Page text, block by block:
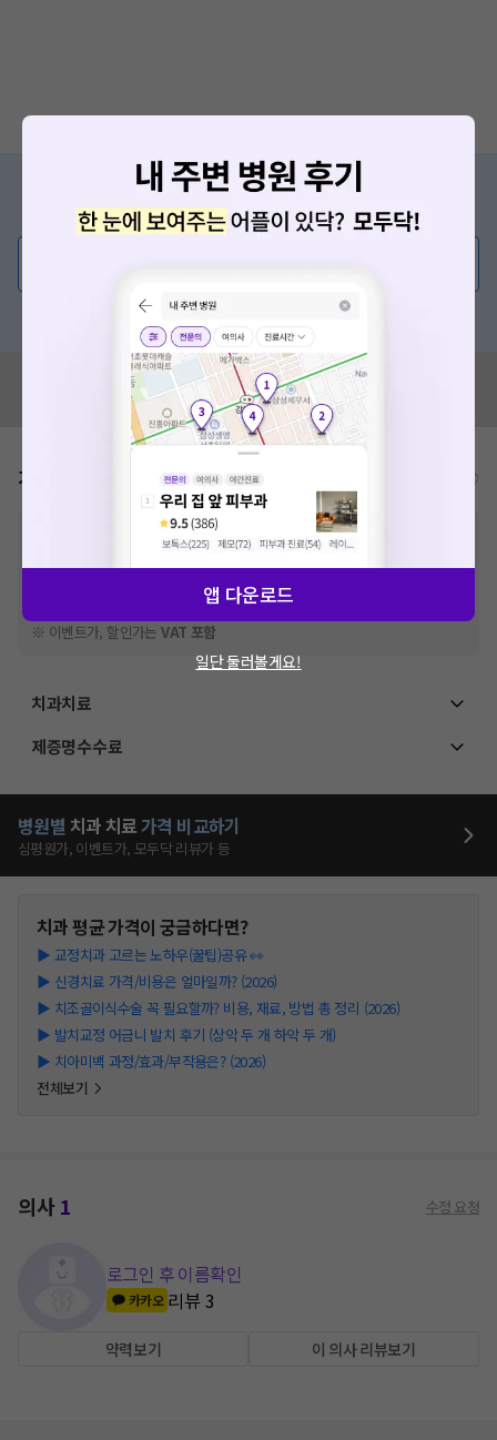
증상/치료, 궁금한 점이 있나요?
의사가 직접 답해드려요!
혹은, 의료상담 서비스에 다양한 게시글 보러가기
혹시 잘못된 병원정보가 있나요?
모두닥 팀에 알려주세요!
가격표
비급여 항목의 경우,추가비용 등으로 실제 가격과 상이할 수 있으니, 정확
한 가격은 해당 의료기관에 직접 문의해주세요.
※급여 항목의 경우,건강보험심사평가원에 고지되어 있는 급여 진료 기준 가
격입니다. (진료와 연관된 복합적인 비용이 추가되어, 병원마다 금액이 다르게
산정될 수 있는 점 참고 바랍니다.)
※ 이벤트가, 할인가는VAT 포함
치과치료
제증명수수료
병원별 치과 치료가격 비교하기
심평원가, 이벤트가, 모두닥 리뷰가 등
치과평균 가격이 궁금하다면?
▶ 교정치과 고르는 노하우(꿀팁)공유 👀
▶ 신경치료 가격/비용은 얼마일까? (2026)
▶ 치조골이식수술 꼭 필요할까? 비용, 재료, 방법 총 정리 (2026)
▶ 발치교정 어금니 발치 후기 (상악 두 개 하악 두 개)
▶ 치아미백 과정/효과/부작용은? (2026)
전체보기
의사1 수정 요청
로그인 후 이름확인
카카오 리뷰3
약력보기 이 의사 리뷰보기
앱 다운로드
일단 둘러볼게요!